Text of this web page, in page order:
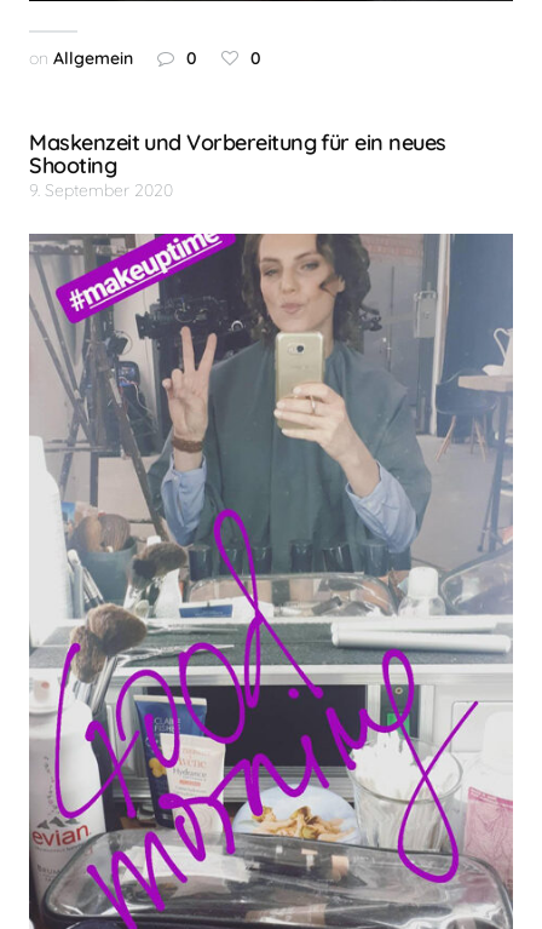
onAllgemein 0 0
Maskenzeit und Vorbereitung für ein neues
Shooting
9. September 2020